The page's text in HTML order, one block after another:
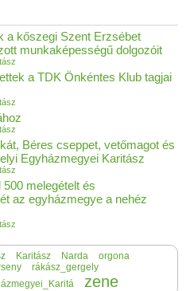
a kőszegi Szent Erzsébet
munkaképességű dolgozóit
a TDK Önkéntes Klub tagjai
Béres cseppet, vetőmagot és
Egyházmegyei Karitász
melegételt és
az egyházmegye a nehéz
Karitász Narda
orgona
rákász_gergely
zene